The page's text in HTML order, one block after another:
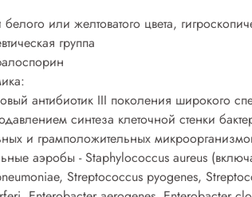
или желтоватого цвета,
группа
антибиотик III поколения широкого
синтеза клеточной стенки
и грамположительных
аэробы - Staphylococcus aureus
Streptococcus pyogenes,